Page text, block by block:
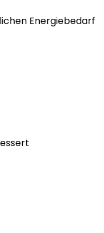
Energiebedarf